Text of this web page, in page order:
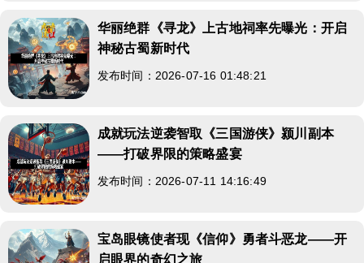
华丽绝群《寻龙》上古地祠率先曝光：开启
神秘古蜀新时代
发布时间：2026-07-16 01:48:21
成就玩法逆袭智取《三国游侠》颍川副本
——打破界限的策略盛宴
发布时间：2026-07-11 14:16:49
宝岛眼镜使者现《信仰》勇者斗恶龙——开
启眼界的奇幻之旅